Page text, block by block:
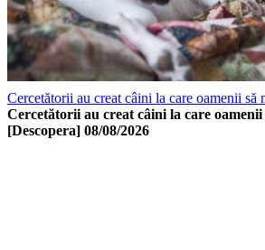
Cercetătorii au creat câini la care oamenii să
Cercetătorii au creat câini la care
[Descopera] 08/08/2026